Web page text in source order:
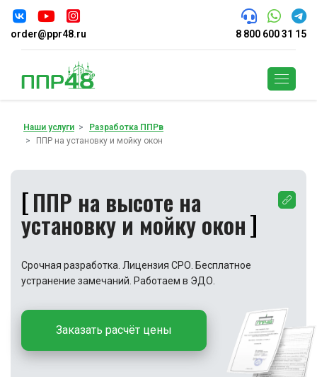
order@ppr48.ru 8 800 600 31 15
Наши услуги
Разработка ППРв
ППР на установку и мойку окон
ППР на высоте на
установку и мойку окон
Срочная разработка. Лицензия СРО. Бесплатное
устранение замечаний. Работаем в ЭДО.
Заказать расчёт цены